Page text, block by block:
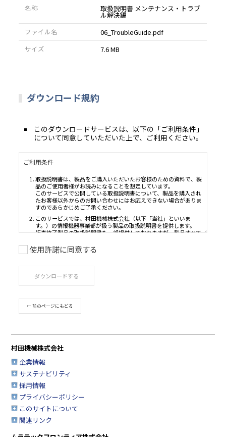
名称 取扱説明書 メンテナンス・トラブ
ル解決編
ファイル名
06_TroubleGuide.pdf
サイズ
7.6 MB
ダウンロード規約
このダウンロードサービスは、以下の「ご利用条件」
について同意していただいた上で、ご利用ください。
取扱説明書は、製品をご購入いただいたお客様のための
このサービスで公開している取扱説明書について、製品
たお客様以外からのお問い合わせにはお応えできない場
このサービスでは、村田機械株式会社（以下「当社」と
す。）の情報機器事業部が扱う製品の取扱説明書を提供し
販売終了製品の取扱説明書も一部提供しておりますが、
の取扱説明書を網羅するものではありませんので、あら
承ください。
安全上の注意事項は、取扱説明書が制作された時点での
業界基準に応じた内容になっています。
取扱説明書の内容は、製品の仕様変更などで予告なく変
合があります。
このサービスで提供している取扱説明書の内容は、製品
されている取扱説明書の内容と異なる場合があります。
使用許諾に同意する
ダウンロードする
← 前のページにもどる
村田機械株式会社
企業情報
サステナビリティ
採用情報
プライバシーポリシー
このサイトについて
関連リンク